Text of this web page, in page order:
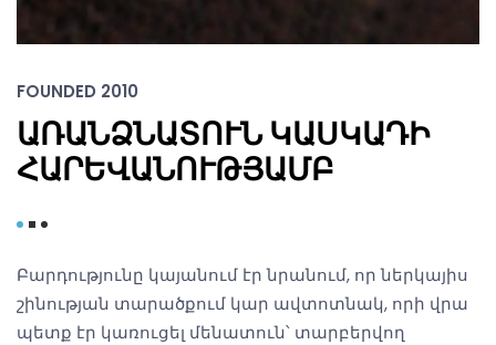
FOUNDED 2010
ԱՌԱՆՁՆԱՏՈՒՆ ԿԱՍԿԱԴԻ
ՀԱՐԵՎԱՆՈՒԹՅԱՄԲ
Բարդությունը կայանում էր նրանում, որ ներկայիս
շինության տարածքում կար ավտոտնակ, որի վրա
պետք էր կառուցել մենատուն՝ տարբերվող